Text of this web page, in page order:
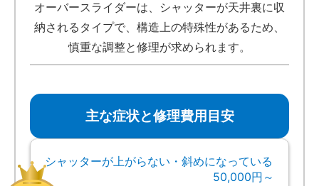
オーバースライダーは、シャッターが天井裏に収
納されるタイプで、構造上の特殊性があるため、
慎重な調整と修理が求められます。
主な症状と修理費用目安
シャッターが上がらない・斜めになっている
50,000円～